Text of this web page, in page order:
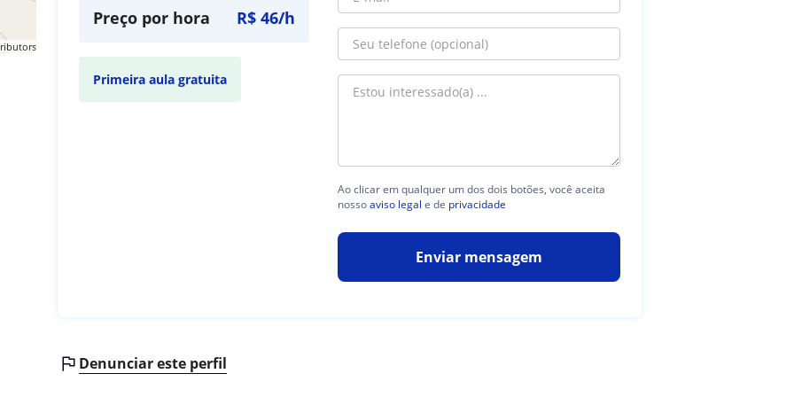
Preço por hora R$ 46/h
Primeira aula gratuita
Ao clicar em qualquer um dos dois botões, você aceita
nossoaviso legal e de privacidade
Enviar mensagem
Denunciar este perfil